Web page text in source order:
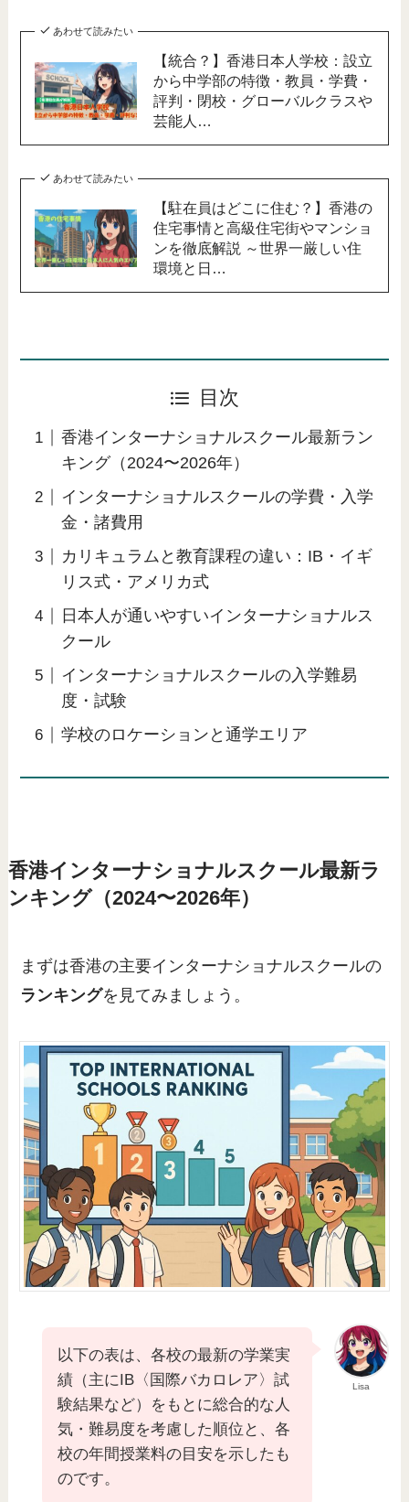
あわせて読みたい
【統合？】香港日本人学校：設立
から中学部の特徴・教員・学費・
評判・閉校・グローバルクラスや
芸能人…
あわせて読みたい
【駐在員はどこに住む？】香港の
住宅事情と高級住宅街やマンショ
ンを徹底解説 ～世界一厳しい住
環境と日…
目次
香港インターナショナルスクール最新ラン
キング（2024〜2026年）
インターナショナルスクールの学費・入学
金・諸費用
カリキュラムと教育課程の違い：IB・イギ
リス式・アメリカ式
日本人が通いやすいインターナショナルス
クール
インターナショナルスクールの入学難易
度・試験
学校のロケーションと通学エリア
香港インターナショナルスクール最新ラ
ンキング（2024〜2026年）
まずは香港の主要インターナショナルスクールの
ランキングを見てみましょう。
Lisa
以下の表は、各校の最新の学業実
績（主にIB〈国際バカロレア〉試
験結果など）をもとに総合的な人
気・難易度を考慮した順位と、各
校の年間授業料の目安を示したも
のです。